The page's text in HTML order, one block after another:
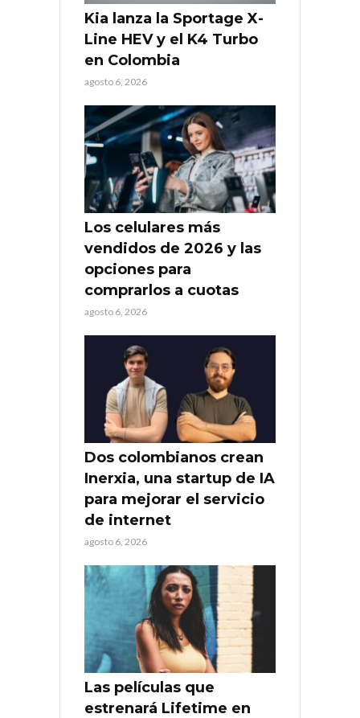
Kia lanza la Sportage X-
Line HEV y el K4 Turbo
en Colombia
agosto 6, 2026
Los celulares más
vendidos de 2026 y las
opciones para
comprarlos a cuotas
agosto 6, 2026
Dos colombianos crean
Inerxia, una startup de IA
para mejorar el servicio
de internet
agosto 6, 2026
Las películas que
estrenará Lifetime en